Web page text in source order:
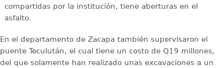
compartidas por la institución, tiene aberturas en el
asfalto.
En el departamento de Zacapa también supervisaron el
puente Teculután, el cual tiene un costo de Q19 millones,
del que solamente han realizado unas excavaciones a un